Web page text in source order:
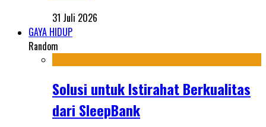
31 Juli 2026
GAYA HIDUP
Random
Solusi untuk Istirahat Berkualitas
dari SleepBank